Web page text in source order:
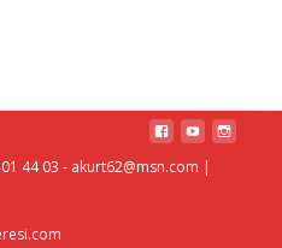
44 03 - akurt62@msn.com |